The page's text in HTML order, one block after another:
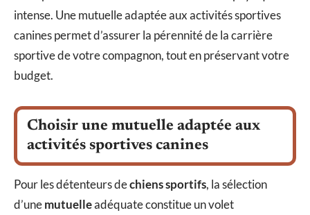
intense. Une mutuelle adaptée aux activités sportives
canines permet d’assurer la pérennité de la carrière
sportive de votre compagnon, tout en préservant votre
budget.
Choisir une mutuelle adaptée aux
activités sportives canines
Pour les détenteurs dechiens sportifs, la sélection
d’unemutuelleadéquate constitue un volet